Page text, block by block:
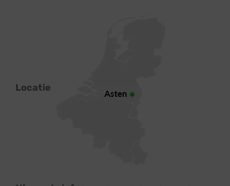
Locatie